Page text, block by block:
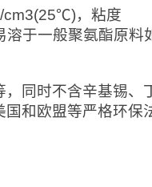
cm3(25℃)，粘度
于一般聚氨酯原料
同时不含辛基锡、
和欧盟等严格环保